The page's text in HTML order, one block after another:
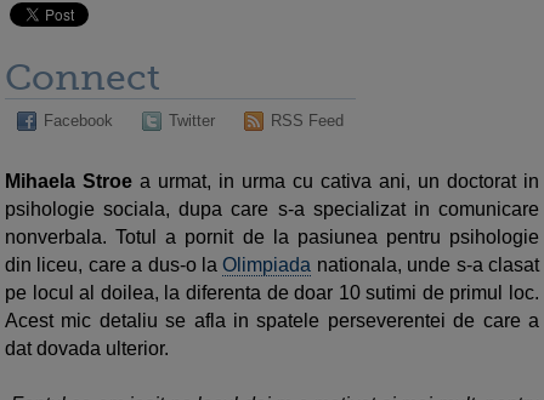
Connect
Facebook Twitter RSS Feed
Mihaela Stroe a urmat, in urma cu cativa ani, un doctorat in
psihologie sociala, dupa care s-a specializat in comunicare
nonverbala. Totul a pornit de la pasiunea pentru psihologie
din liceu, care a dus-o laOlimpiada nationala, unde s-a clasat
pe locul al doilea, la diferenta de doar 10 sutimi de primul loc.
Acest mic detaliu se afla in spatele perseverentei de care a
dat dovada ulterior.